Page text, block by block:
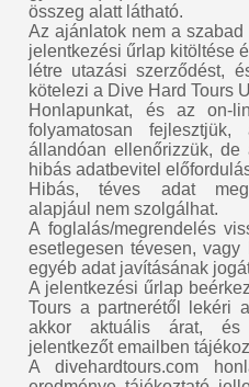
összeg alatt látható.
Az ajánlatok nem a
jelentkezési űrlap kitöltése
létre utazási szerződést,
kötelezi a Dive Hard Tours
Honlapunkat, és az on-
folyamatosan
állandóan ellenőrizzük, de
hibás adatbevitel
Hibás, téves adat
alapjául nem szolgálhat.
A foglalás/megrendelés
esetlegesen tévesen,
egyéb adat javításának
A jelentkezési űrlap
Tours a partnerétől lekéri
akkor aktuális árat, és
jelentkezőt emailben
A divehardtours.com